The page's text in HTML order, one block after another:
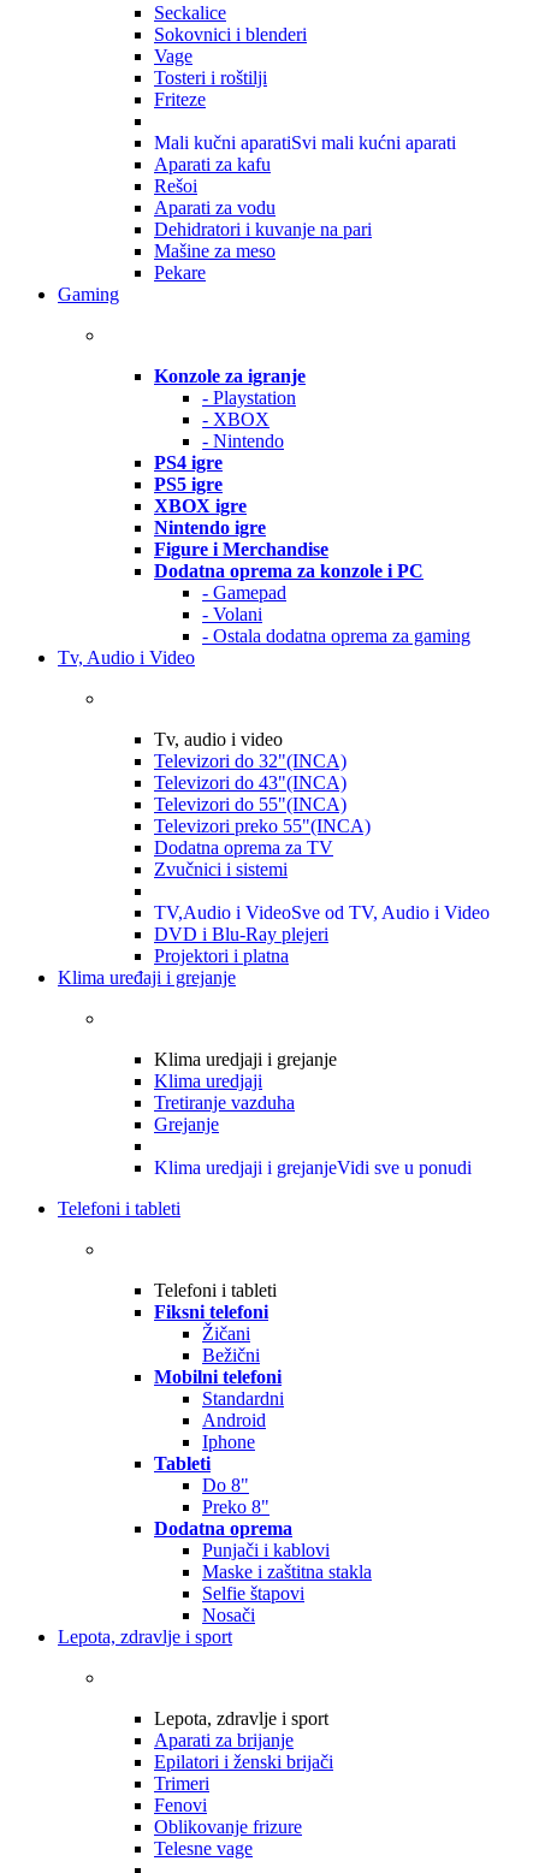
Seckalice
Sokovnici i blenderi
Vage
Tosteri i roštilji
Friteze
Mali kučni aparatiSvi mali kućni aparati
Aparati za kafu
Rešoi
Aparati za vodu
Dehidratori i kuvanje na pari
Mašine za meso
Pekare
Gaming
Konzole za igranje
- Playstation
- XBOX
- Nintendo
PS4 igre
PS5 igre
XBOX igre
Nintendo igre
Figure i Merchandise
Dodatna oprema za konzole i PC
- Gamepad
- Volani
- Ostala dodatna oprema za gaming
Tv, Audio i Video
Tv, audio i video
Televizori do 32"(INCA)
Televizori do 43"(INCA)
Televizori do 55"(INCA)
Televizori preko 55"(INCA)
Dodatna oprema za TV
Zvučnici i sistemi
TV,Audio i VideoSve od TV, Audio i Video
DVD i Blu-Ray plejeri
Projektori i platna
Klima uređaji i grejanje
Klima uredjaji i grejanje
Klima uredjaji
Tretiranje vazduha
Grejanje
Klima uredjaji i grejanjeVidi sve u ponudi
Telefoni i tableti
Telefoni i tableti
Fiksni telefoni
Žičani
Bežični
Mobilni telefoni
Standardni
Android
Iphone
Tableti
Do 8"
Preko 8"
Dodatna oprema
Punjači i kablovi
Maske i zaštitna stakla
Selfie štapovi
Nosači
Lepota, zdravlje i sport
Lepota, zdravlje i sport
Aparati za brijanje
Epilatori i ženski brijači
Trimeri
Fenovi
Oblikovanje frizure
Telesne vage